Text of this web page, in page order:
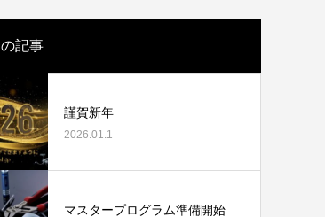
パーツ
オリジナル）
ギアノイズ（ゴリ感）について
記事
謹賀新年
2026.01.1
マスタープログラム準備開始